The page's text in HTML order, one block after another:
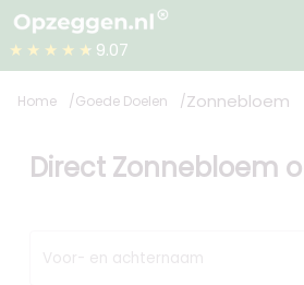
★★★★★ 9.07
Home Goede Doelen Zonnebloem
Direct Zonnebloem
Voor- en achternaam